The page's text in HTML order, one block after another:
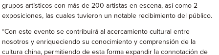
grupos artísticos con más de 200 artistas en escena, así como 2
exposiciones, las cuales tuvieron un notable recibimiento del público.
“Con este evento se contribuirá al acercamiento cultural entre
nosotros y enriqueciendo su conocimiento y comprensión de la
cultura china, permitiendo de esta forma expandir la connotación de